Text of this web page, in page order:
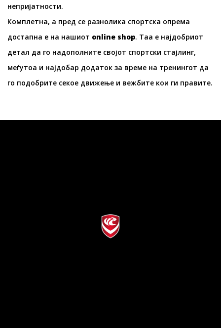
непријатности.
Комплетна, а пред се разнолика спортска опрема
достапна е на нашиот online shop. Taa e најдобриот
детал да го надополните својот спортски стајлинг,
меѓутоа и најдобар додаток за време на тренингот да
го подобрите секое движење и вежбите кои ги правите.